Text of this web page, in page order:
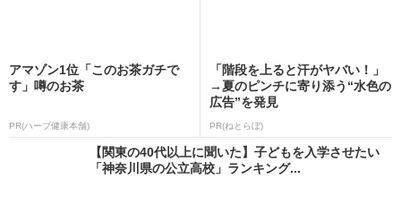
アマゾン1位「このお茶ガチで
す」噂のお茶
PR(ハーブ健康本舗)
「階段を上ると汗がヤバい！」
→夏のピンチに寄り添う“水色の
広告”を発見
PR(ねとらぼ)
【関東の40代以上に聞いた】子どもを入学させたい
「神奈川県の公立高校」ランキング...